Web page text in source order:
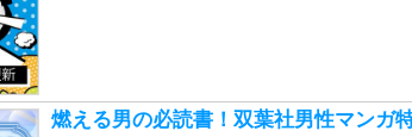
燃える男の必読書！双葉社男性マンガ